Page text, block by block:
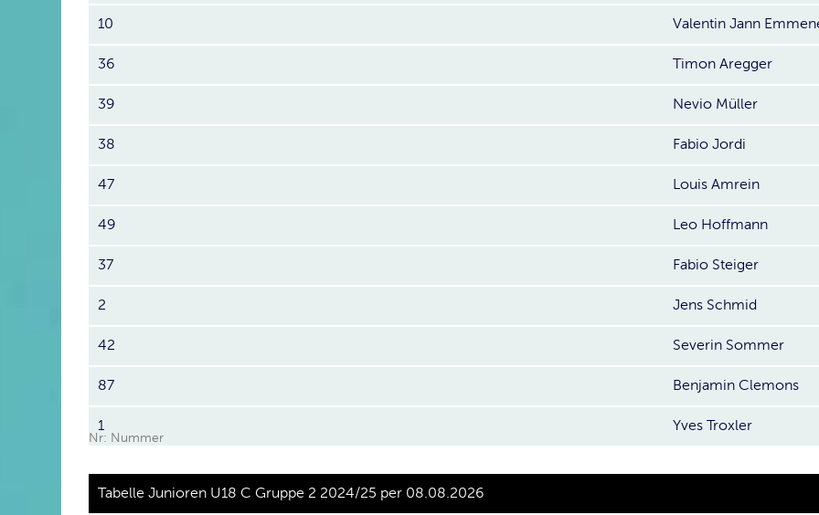
10 Valentin Jann
36 Timon Aregger
39 Nevio Müller
38 Fabio Jordi
47 Louis Amrein
49 Leo Hoffmann
37 Fabio Steiger
2 Jens Schmid
42 Severin Sommer
87 Benjamin Clemons
1 Yves Troxler
Nr: Nummer
Tabelle Junioren U18 C Gruppe 2 2024/25 per 08.08.2026